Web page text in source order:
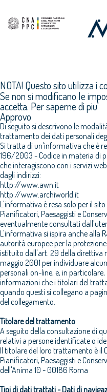
NOTA! Questo sito utilizza i
Se non si modificano le
accetta. Per saperne di piu'
Approvo
Di seguito si descrivono le
trattamento dei dati personali
Si tratta di un'informativa che è
196/2003 - Codice in materia di
che interagiscono con i servizi
dagli indirizzi:
http://www.awn.it
http://www.archiworld.it
L'informativa è resa solo per il
Pianificatori, Paesaggisti e
eventualmente consultati
L'informativa si ispira anche alla
autorità europee per la
istituito dall'art. 29 della direttiva
maggio 2001 per individuare
personali on-line, e, in
informazioni che i titolari del
quando questi si collegano a
del collegamento.
Titolare del trattamento
A seguito della consultazione di
relativi a persone identificate o
Il titolare del loro trattamento è il
Pianificatori, Paesaggisti e
dell'Anima 10 - 00186 Roma
Tipi di dati trattati - Dati di